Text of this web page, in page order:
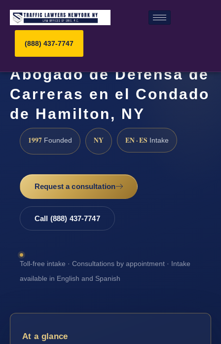
(888) 437-7747
Abogado de Defensa de
Carreras en el Condado
de Hamilton, NY
1997 Founded NY EN · ES Intake
Request a consultation
Call (888) 437-7747
Toll-free intake · Consultations by appointment · Intake
available in English and Spanish
At a glance